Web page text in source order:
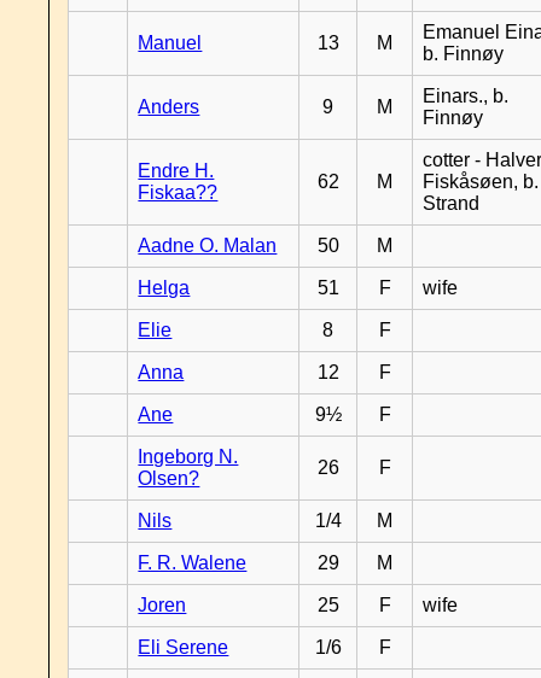
Manuel 13 M
Emanuel
b. Finnøy
Anders 9 M
Einars., b.
Finnøy
Endre H.
Fiskaa??
62 M
cotter -
Fiskåsøen, b.
Strand
Aadne O. Malan 50 M
Helga 51 F wife
Elie 8 F
Anna 12 F
Ane 9½ F
Ingeborg N.
Olsen?
26 F
Nils 1/4 M
F. R. Walene 29 M
Joren 25 F wife
Eli Serene 1/6 F